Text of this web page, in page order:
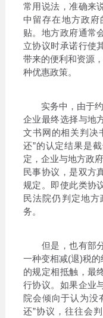
常用说法，准确来
中留存在地方政
贴。地方政府通常
立协议时承诺行使
带来的便利和资源
种优惠政策。
实务中，由于约
企业最终选择与地
文书网的相关判决
还”的认定结果是
定，企业与地方政
民事协议，是双方
规定。即使此类协
民法院仍判定地方
务。
但是，也有部分
一种变相减(退)税
的规定相抵触，最
行协议。如果企业
院会倾向于认为没
还”协议，往往会